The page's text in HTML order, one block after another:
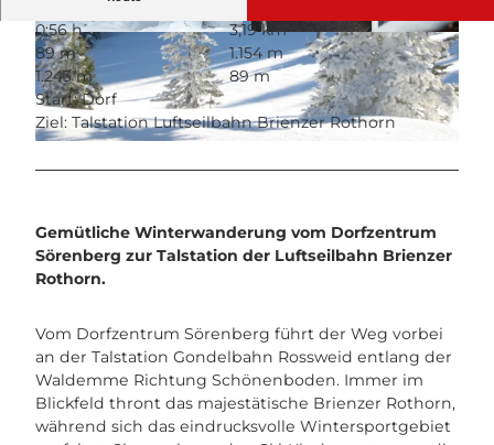
© UNESCO Biosphäre Entlebuch © UNESCO Biosphäre Entlebuch
0:56 h
3,19 km
89 m
1.154 m
1.243 m
89 m
Start: Dorf
Ziel: Talstation Luftseilbahn Brienzer Rothorn
Gemütliche Winterwanderung vom Dorfzentrum
Sörenberg zur Talstation der Luftseilbahn Brienzer
Rothorn.
Vom Dorfzentrum Sörenberg führt der Weg vorbei
an der Talstation Gondelbahn Rossweid entlang der
Waldemme Richtung Schönenboden. Immer im
Blickfeld thront das majestätische Brienzer Rothorn,
während sich das eindrucksvolle Wintersportgebiet